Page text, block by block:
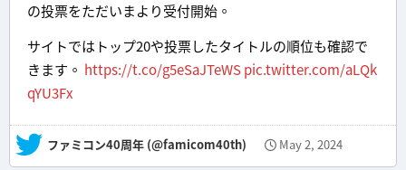
の投票をただいまより受付開始。
サイトではトップ20や投票したタイトルの順位も確認で
きます。 https://t.co/g5eSaJTeWSpic.twitter.com/aLQk
qYU3Fx
— ファミコン40周年 (@famicom40th) May 2, 2024